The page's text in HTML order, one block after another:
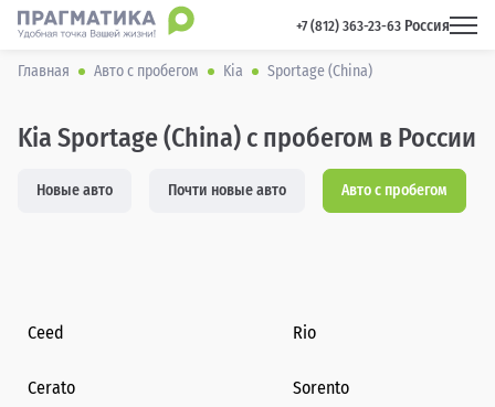
+7 (812) 363-23-63 Россия
Главная Авто с пробегом Kia Sportage (China)
Kia Sportage (China) с пробегом в России
Новые авто Почти новые авто Авто с пробегом
Ceed Rio
Cerato Sorento